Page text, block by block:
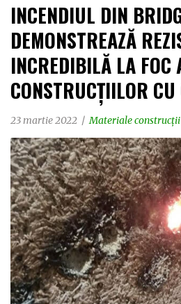
INCENDIUL DIN
DEMONSTREAZĂ
INCREDIBILĂ LA FOC
CONSTRUCȚIILOR
23 martie 2022 Materiale